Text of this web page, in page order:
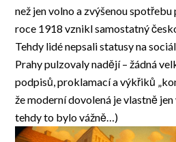
než jen volno a zvýšenou spotřebu
roce 1918 vznikl samostatný
Tehdy lidé nepsali statusy na
Prahy pulzovaly nadějí – žádná
podpisů, proklamací a výkřiků
že moderní dovolená je vlastně
tehdy to bylo vážně…)